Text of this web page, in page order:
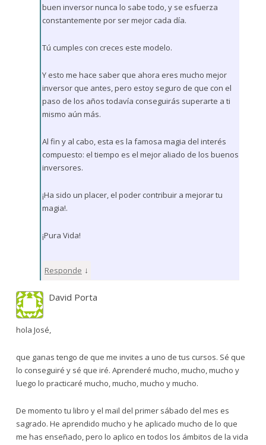
buen inversor nunca lo sabe todo, y se esfuerza
constantemente por ser mejor cada día.
Tú cumples con creces este modelo.
Y esto me hace saber que ahora eres mucho mejor
inversor que antes, pero estoy seguro de que con el
paso de los años todavía conseguirás superarte a ti
mismo aún más.
Al fin y al cabo, esta es la famosa magia del interés
compuesto: el tiempo es el mejor aliado de los buenos
inversores.
¡Ha sido un placer, el poder contribuir a mejorar tu
magia!.
¡Pura Vida!
Responde ↓
David Porta
hola José,
que ganas tengo de que me invites a uno de tus cursos. Sé que
lo conseguiré y sé que iré. Aprenderé mucho, mucho, mucho y
luego lo practicaré mucho, mucho, mucho y mucho.
De momento tu libro y el mail del primer sábado del mes es
sagrado. He aprendido mucho y he aplicado mucho de lo que
me has enseñado, pero lo aplico en todos los ámbitos de la vida